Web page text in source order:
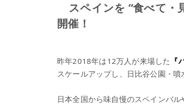
スペインを “食べて・
開催！
昨年2018年は12万人が来場した 『
スケールアップし、日比谷公園・
日本全国から味自慢のスペインバ